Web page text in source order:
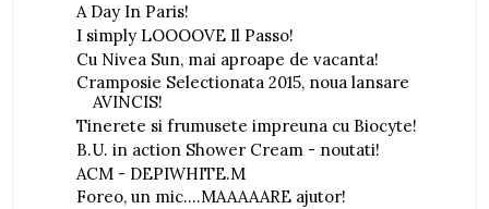
A Day In Paris!
I simply LOOOOVE Il Passo!
Cu Nivea Sun, mai aproape de vacanta!
Cramposie Selectionata 2015, noua lansare
AVINCIS!
Tinerete si frumusete impreuna cu Biocyte!
B.U. in action Shower Cream - noutati!
ACM - DEPIWHITE.M
Foreo, un mic....MAAAAARE ajutor!